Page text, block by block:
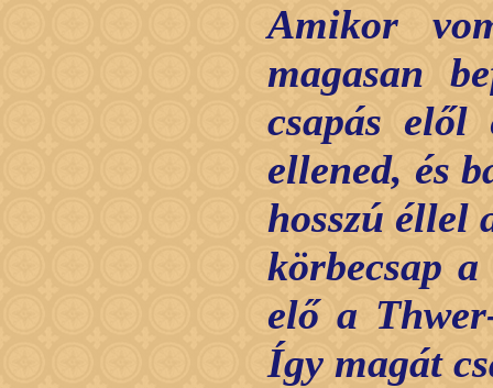
Amikor
magasan
csapás
ellened, és
hosszú éllel
körbecsap
elő a
Így magát